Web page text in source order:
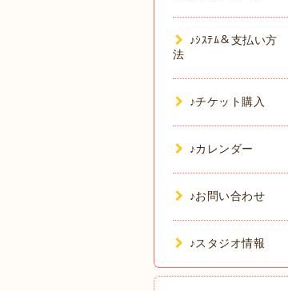
♪ｼｽﾃﾑ＆支払い方
法
♪チケット購入
♪カレンダー
♪お問い合わせ
♪スタジオ情報